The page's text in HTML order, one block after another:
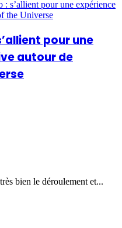
pour une
autour de
bien le déroulement et...